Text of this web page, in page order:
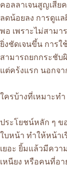
คอลลาเจนสูญเสีย
ลดน้อยลง การดูแล
พอ เพราะไม่สาม
ยิ่งชัดเจนขึ้น การใ
สามารถยกกระชับ
แต่คร้งแรก นอกจ
ใครบ้างที่เหมาะทำ
ประโยชน์หลัก ๆ ข
ใบหน้า ทำให้หน้า
เยอะ ยิ้มแล้วมีคว
เหนียง หรือคนที่อ